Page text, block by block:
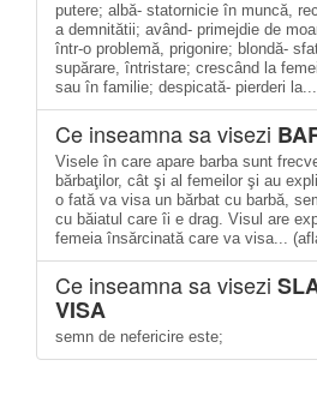
putere; albă- statornicie în muncă,
a demnitătii; având- primejdie de
într-o problemă, prigonire; blondă-
supărare, întristare; crescând la
sau în familie; despicată- pierderi
Ce inseamna sa visezi
Visele în care apare barba sunt
bărbaţilor, cât şi al femeilor şi au
o fată va visa un bărbat cu barbă,
cu băiatul care îi e drag. Visul are
femeia însărcinată care va visa...
Ce inseamna sa visezi
VISA
semn de nefericire este;